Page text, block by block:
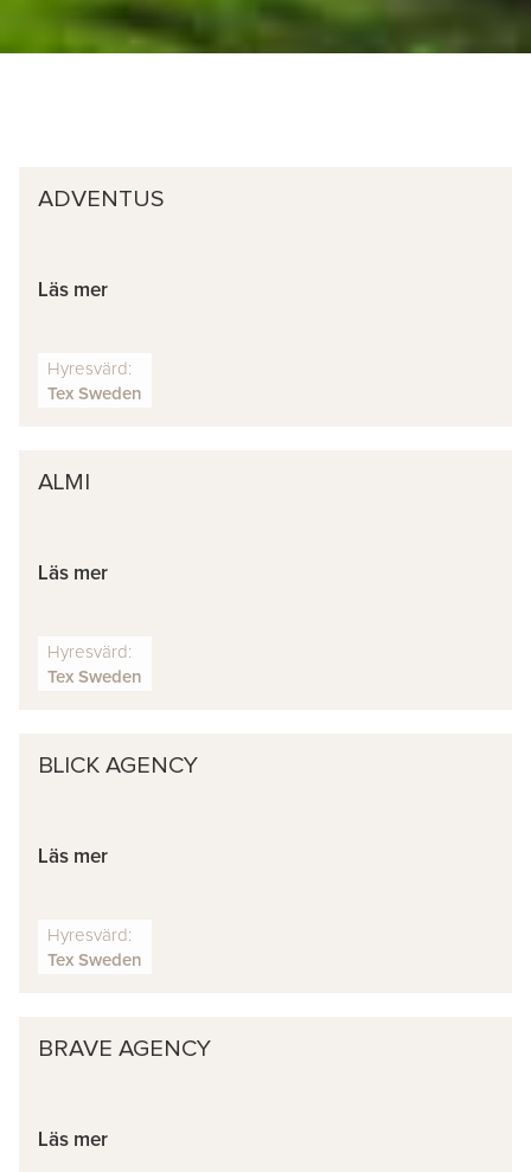
ADVENTUS
Läs mer
Hyresvärd:
Tex Sweden
ALMI
Läs mer
Hyresvärd:
Tex Sweden
BLICK AGENCY
Läs mer
Hyresvärd:
Tex Sweden
BRAVE AGENCY
Läs mer